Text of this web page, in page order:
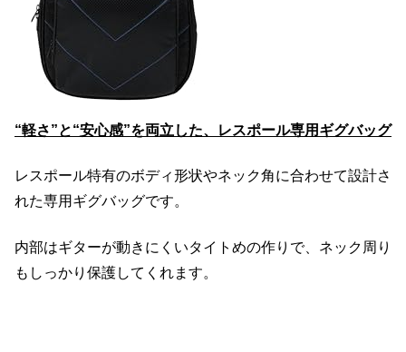
“軽さ”と“安心感”を両立した、レスポール専用ギグバッグ
レスポール特有のボディ形状やネック角に合わせて設計さ
れた専用ギグバッグです。
内部はギターが動きにくいタイトめの作りで、ネック周り
もしっかり保護してくれます。